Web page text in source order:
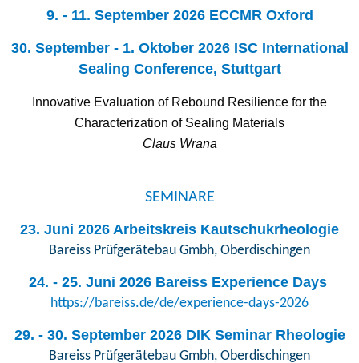
9. - 11. September 2026 ECCMROxford
30. September - 1. Oktober 2026 ISC International
Sealing Conference, Stuttgart
Innovative Evaluation of Rebound Resilience for the
Characterization of Sealing Materials
Claus Wrana
SEMINARE
23. Juni 2026 Arbeitskreis Kautschukrheologie
Bareiss Prüfgerätebau Gmbh, Oberdischingen
24. - 25. Juni 2026 Bareiss Experience Days
https://bareiss.de/de/experience-days-2026
29. - 30. September 2026 DIK Seminar Rheologie
Bareiss Prüfgerätebau Gmbh, Oberdischingen